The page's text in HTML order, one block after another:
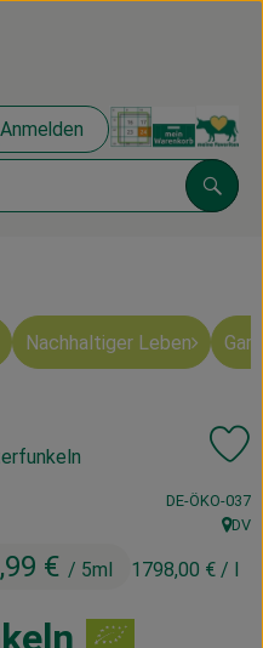
Anmelden
oder
Nachhaltiger Leben
€ / 5ml 1798,00 € / l
,DE-ÖKO-037
,
DV